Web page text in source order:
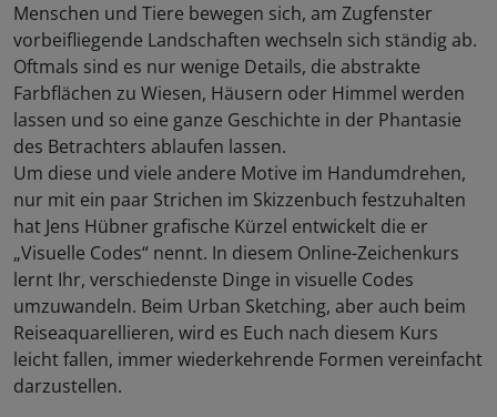
Menschen und Tiere bewegen sich, am Zugfenster
vorbeifliegende Landschaften wechseln sich ständig ab.
Oftmals sind es nur wenige Details, die abstrakte
Farbflächen zu Wiesen, Häusern oder Himmel werden
lassen und so eine ganze Geschichte in der Phantasie
des Betrachters ablaufen lassen.
Um diese und viele andere Motive im Handumdrehen,
nur mit ein paar Strichen im Skizzenbuch festzuhalten
hat Jens Hübner grafische Kürzel entwickelt die er
„Visuelle Codes“ nennt. In diesem Online-Zeichenkurs
lernt Ihr, verschiedenste Dinge in visuelle Codes
umzuwandeln. Beim Urban Sketching, aber auch beim
Reiseaquarellieren, wird es Euch nach diesem Kurs
leicht fallen, immer wiederkehrende Formen vereinfacht
darzustellen.